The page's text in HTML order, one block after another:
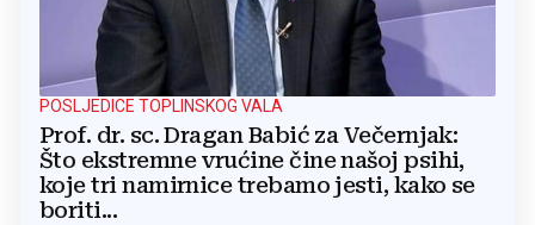
POSLJEDICE TOPLINSKOG VALA
Prof. dr. sc. Dragan Babić za Večernjak:
Što ekstremne vrućine čine našoj psihi,
koje tri namirnice trebamo jesti, kako se
boriti...